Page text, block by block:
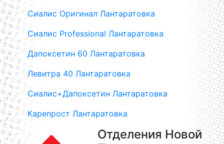
Сиалис Оригинал Лантаратовка
Сиалис Professional Лантаратовка
Дапоксетин 60 Лантаратовка
Левитра 40 Лантаратовка
Сиалис+Дапоксетин Лантаратовка
Карепрост Лантаратовка
Отделения Новой